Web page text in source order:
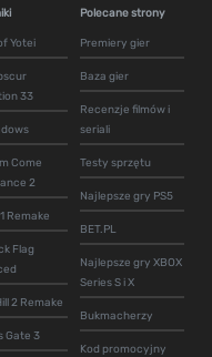
Yotei
33
Come
2
Remake
Flag
2 Remake
Gate 3
Polecane strony
Premiery gier
Baza gier
Recenzje filmów i
seriali
Testy sprzętu
Najlepsze gry PS5
BET.PL
Najlepsze gry XBOX
Series S i X
Bukmacherzy
Kod promocyjny